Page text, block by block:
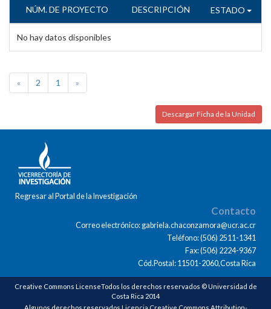
NÚM. DE PROYECTO DESCRIPCIÓN ESTADO
No hay datos disponibles
« 2 1 »
Descargar Ficha de la Unidad
Regresar al Portal de la Investigación
Contacto
Correo electrónico: gabriela.chaconzamora@ucr.ac.cr
Teléfono: (506) 2511-1341
Fax: (506) 2224-9367
Cód.Postal: 11501-2060,Costa Rica
Creative Commons LicenseTodos los derechos reservados © Universidad de
Costa Rica 2014